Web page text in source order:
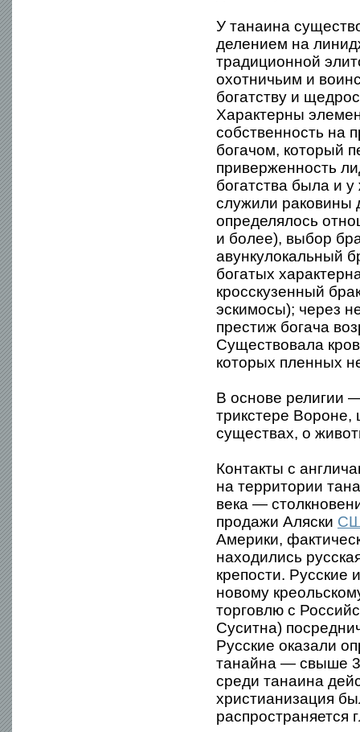
У танаина
делением на
традиционной
охотничьим и
богатству и
Характерны
собственность на
богачом, который
приверженность
богатства была и
служили раковины
определялось
и более), выбор
авункулокальный
богатых
кросскузенный
эскимосы); через
престиж богача
Существовала
которых пленных
В основе религии
трикстере Вороне,
существах, о
Контакты с
на территории
века —
продажи Аляски
Америки,
находились
крепости. Русские
новому
торговлю с
Суситна)
Русские оказали
танайна — свыше
среди танаина
христианизация
распространяется